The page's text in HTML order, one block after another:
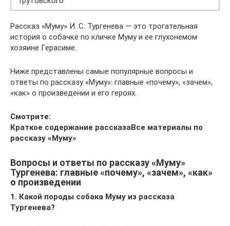
Рассказ «Муму» И. С. Тургенева — это трогательная
история о собачке по кличке Муму и ее глухонемом
хозяине Герасиме.
Ниже представлены самые популярные вопросы и
ответы по рассказу «Муму»: главные «почему», «зачем»,
«как» о произведении и его героях.
Смотрите:
Краткое содержание рассказаВсе материалы по
рассказу «Муму»
Вопросы и ответы по рассказу «Муму»
Тургенева: главные «почему», «зачем», «как»
о произведении
1. Какой породы собака Муму из рассказа
Тургенева?